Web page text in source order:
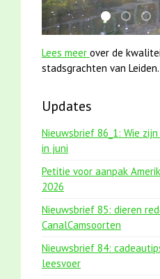
karper
Lees meer over de
stadsgrachten van Leiden.
Updates
Nieuwsbrief 86_1: Wie
in juni
Petitie voor aanpak
2026
Nieuwsbrief 85: dieren
CanalCamsoorten
Nieuwsbrief 84:
leesvoer